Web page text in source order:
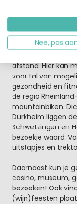
Rheinland-Pfalz
vakantieregio
afstand. Hier kan
voor tal van
gezondheid en
de regio
mountainbiken.
Dürkheim liggen
Schwetzingen en
bezoekje waard.
uitstapjes en
Daarnaast kun je
casino, museum,
bezoeken! Ook
(wijn)feesten
Nee, pas aan